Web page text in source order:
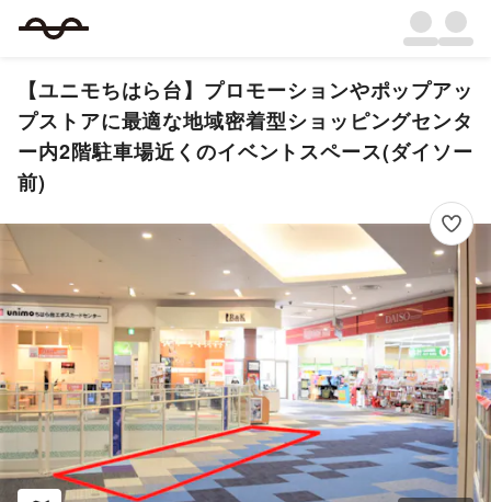
【ユニモちはら台】プロモーションやポップアッ
プストアに最適な地域密着型ショッピングセンタ
ー内2階駐車場近くのイベントスペース(ダイソー
前)